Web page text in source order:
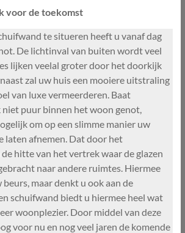
voor de toekomst
te situeren heeft u vanaf dag
De lichtinval van buiten wordt veel
lijken veelal groter door het doorkijk
zal uw huis een mooiere uitstraling
van luxe vermeerderen. Baat
puur binnen het woon genot,
om op een slimme manier uw
laten afnemen. Dat door het
hitte van het vertrek waar de glazen
naar andere ruimtes. Hiermee
maar denkt u ook aan de
schuifwand biedt u hiermee heel wat
woonplezier. Door middel van deze
voor nu en nog veel jaren de komende